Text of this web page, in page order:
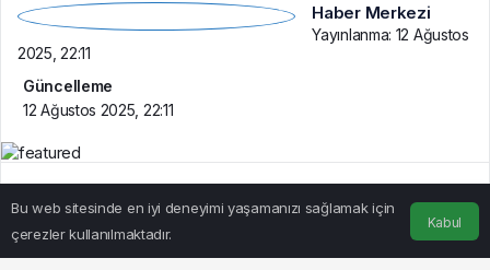
Haber Merkezi
Yayınlanma: 12 Ağustos
2025, 22:11
Güncelleme
12 Ağustos 2025, 22:11
BEĞEN PAYLAŞ
Bu web sitesinde en iyi deneyimi yaşamanızı sağlamak için
çerezler kullanılmaktadır.
Kabul
Anasayfa Hesabım